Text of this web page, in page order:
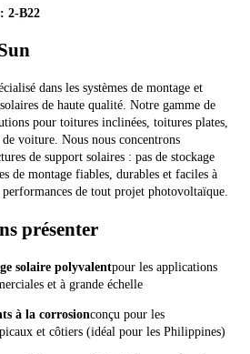
2-B22
dans les systèmes de montage et
de haute qualité. Notre gamme de
pour toitures inclinées, toitures plates,
voiture. Nous nous concentrons
de support solaires : pas de stockage
de montage fiables, durables et faciles à
de tout projet photovoltaïque.
présenter
solaire polyvalentpour les applications
et à grande échelle
à la corrosionconçu pour les
et côtiers (idéal pour les Philippines)